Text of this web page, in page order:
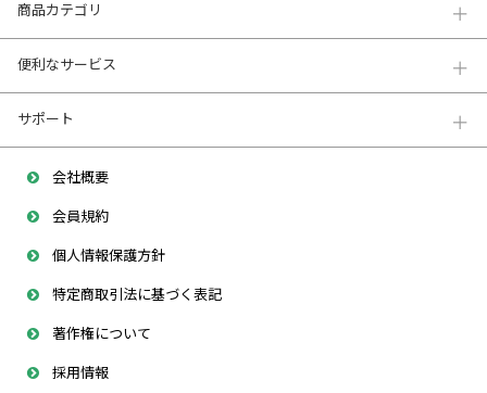
商品カテゴリ
便利なサービス
サポート
会社概要
会員規約
個人情報保護方針
特定商取引法に基づく表記
著作権について
採用情報